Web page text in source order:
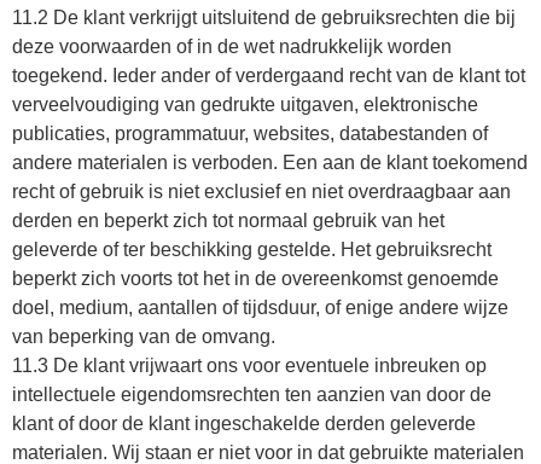
11.2 De klant verkrijgt uitsluitend de gebruiksrechten die bij
deze voorwaarden of in de wet nadrukkelijk worden
toegekend. Ieder ander of verdergaand recht van de klant tot
verveelvoudiging van gedrukte uitgaven, elektronische
publicaties, programmatuur, websites, databestanden of
andere materialen is verboden. Een aan de klant toekomend
recht of gebruik is niet exclusief en niet overdraagbaar aan
derden en beperkt zich tot normaal gebruik van het
geleverde of ter beschikking gestelde. Het gebruiksrecht
beperkt zich voorts tot het in de overeenkomst genoemde
doel, medium, aantallen of tijdsduur, of enige andere wijze
van beperking van de omvang.
11.3 De klant vrijwaart ons voor eventuele inbreuken op
intellectuele eigendomsrechten ten aanzien van door de
klant of door de klant ingeschakelde derden geleverde
materialen. Wij staan er niet voor in dat gebruikte materialen